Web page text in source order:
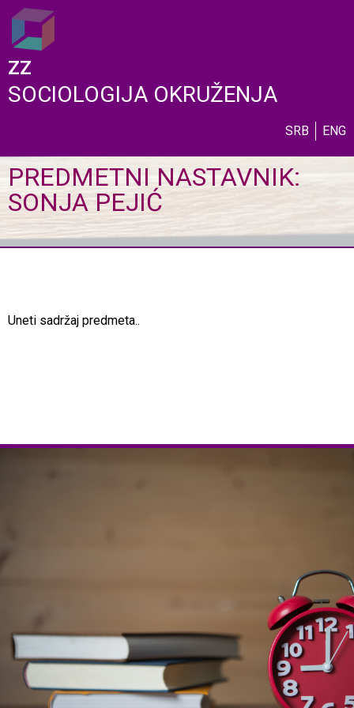
ZZ
SOCIOLOGIJA OKRUŽENJA
SRB ENG
PREDMETNI NASTAVNIK:
SONJA PEJIĆ
Uneti sadržaj predmeta..